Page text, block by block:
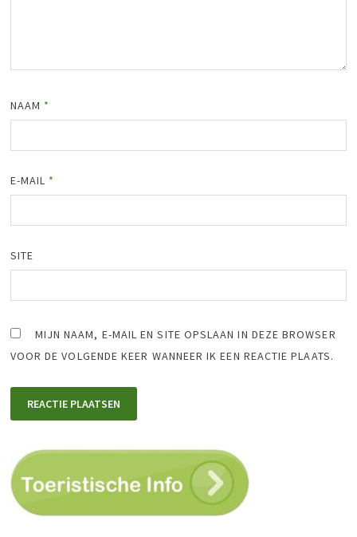
NAAM *
E-MAIL *
SITE
MIJN NAAM, E-MAIL EN SITE OPSLAAN IN DEZE BROWSER
VOOR DE VOLGENDE KEER WANNEER IK EEN REACTIE PLAATS.